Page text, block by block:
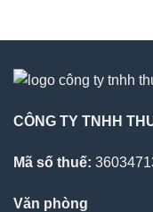
CÔNG TY TNHH
Mã số thuế:
Văn phòng